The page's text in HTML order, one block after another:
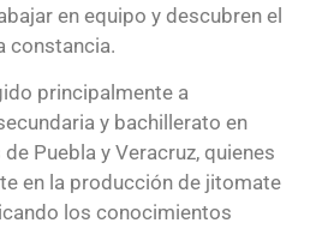
en equipo y descubren el
constancia.
principalmente a
y bachillerato en
Puebla y Veracruz, quienes
en la producción de jitomate
los conocimientos